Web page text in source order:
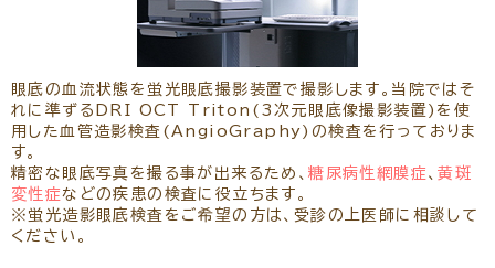
眼底の血流状態を蛍光眼底撮影装置で撮影します。当院ではそ
れに準ずるDRI OCT Triton(3次元眼底像撮影装置)を使
用した血管造影検査(AngioGraphy)の検査を行っておりま
す。
精密な眼底写真を撮る事が出来るため、糖尿病性網膜症 、黄斑
変性症などの疾患の検査に役立ちます。
※蛍光造影眼底検査をご希望の方は、受診の上医師に相談して
ください。